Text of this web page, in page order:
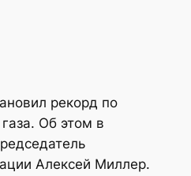
рекорд по
Об этом в
Алексей Миллер.